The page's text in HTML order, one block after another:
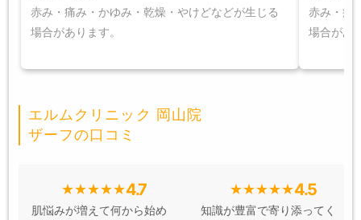
赤み・痛み・かゆみ・乾燥・やけどなどが生じる
場合があります。
赤み・痛
場合があ
エルムクリニック 岡山院
ザーフの口コミ
4.7
肌悩みが増えて何から始め
4.5
知識が豊富で寄り添ってく